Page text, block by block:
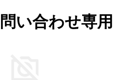
問い合わせ専用